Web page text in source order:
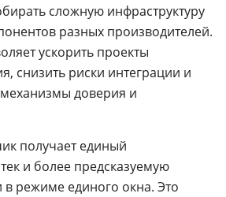
сложную инфраструктуру
разных производителей.
ускорить проекты
снизить риски интеграции и
доверия и
получает единый
и более предсказуемую
режиме единого окна. Это